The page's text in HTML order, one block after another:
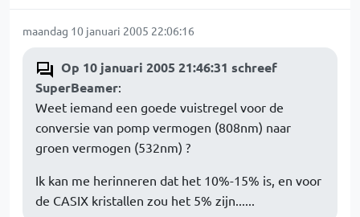
maandag 10 januari 2005 22:06:16
Op 10 januari 2005 21:46:31 schreef
SuperBeamer:
Weet iemand een goede vuistregel voor de
conversie van pomp vermogen (808nm) naar
groen vermogen (532nm) ?
Ik kan me herinneren dat het 10%-15% is, en voor
de CASIX kristallen zou het 5% zijn......